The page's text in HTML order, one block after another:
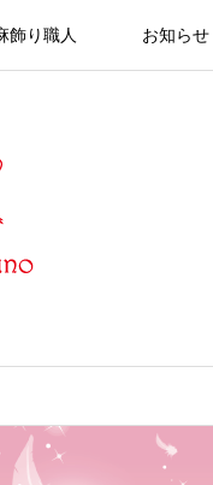
飾り職人 お知らせ